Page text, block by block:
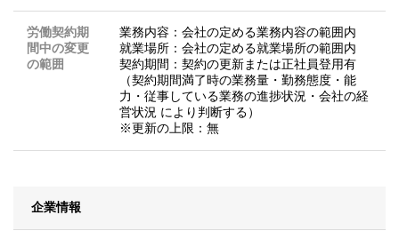
労働契約期
間中の変更
の範囲
業務内容：会社の定める業務内容の範囲内
就業場所：会社の定める就業場所の範囲内
契約期間：契約の更新または正社員登用有
（契約期間満了時の業務量・勤務態度・能
力・従事している業務の進捗状況・会社の経
営状況 により判断する）
※更新の上限：無
企業情報